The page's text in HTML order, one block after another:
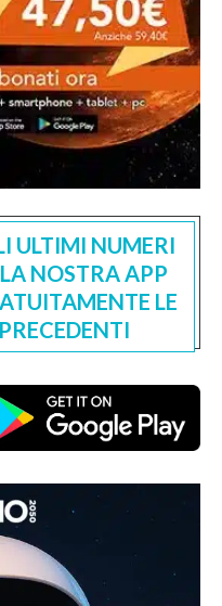
ULTIMI NUMERI
NOSTRA APP
LE